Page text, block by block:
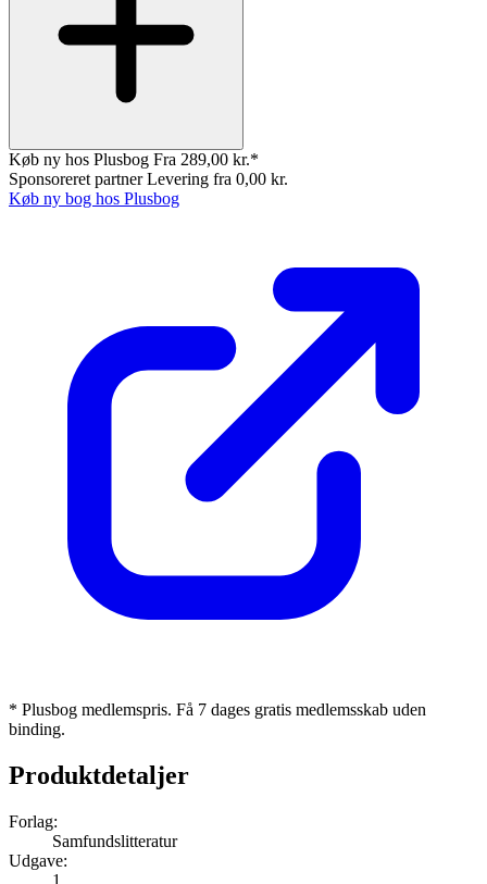
Køb ny hos Plusbog Fra 289,00 kr.*
Sponsoreret partnerLevering fra 0,00 kr.
Køb ny bog hos Plusbog
* Plusbog medlemspris. Få 7 dages gratis medlemsskab uden
binding.
Produktdetaljer
Forlag:
Samfundslitteratur
Udgave:
1